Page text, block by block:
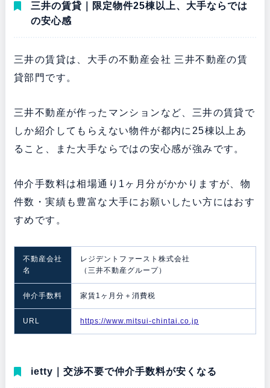
三井の賃貸｜限定物件25棟以上、大手ならでは
の安心感
三井の賃貸は、大手の不動産会社 三井不動産の賃
貸部門です。
三井不動産が作ったマンションなど、三井の賃貸で
しか紹介してもらえない物件が都内に25棟以上あ
ること、また大手ならではの安心感が強みです。
仲介手数料は相場通り1ヶ月分がかかりますが、物
件数・実績も豊富な大手にお願いしたい方にはおす
すめです。
不動産会社
名
レジデントファースト株式会社
（三井不動産グループ）
仲介手数料 家賃1ヶ月分＋消費税
URL https://www.mitsui-chintai.co.jp
ietty｜交渉不要で仲介手数料が安くなる